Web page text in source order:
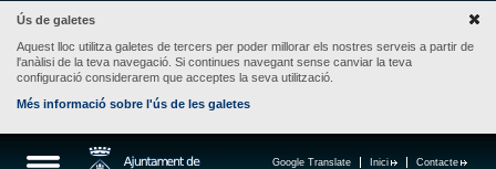
Ús de galetes
Aquest lloc utilitza galetes de tercers per poder millorar els nostres serveis a partir de
l'anàlisi de la teva navegació. Si continues navegant sense canviar la teva
configuració considerarem que acceptes la seva utilització.
Més informació sobre l'ús de les galetes
Contacte
Inici
Google Translate